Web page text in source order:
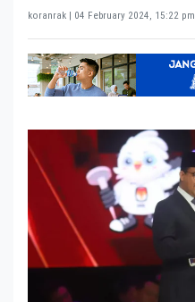
koranrak | 04 February 2024, 15:22 pm